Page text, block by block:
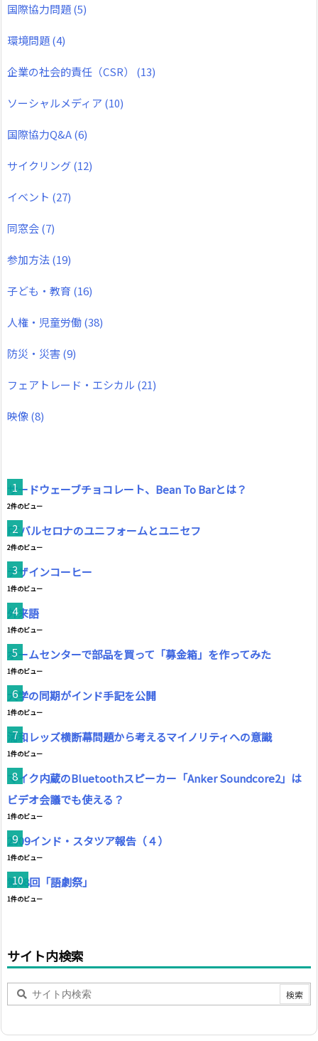
国際協力問題(5)
環境問題(4)
企業の社会的責任（CSR） (13)
ソーシャルメディア (10)
国際協力Q&A(6)
サイクリング(12)
イベント (27)
同窓会(7)
参加方法(19)
子ども・教育 (16)
人権・児童労働(38)
防災・災害(9)
フェアトレード・エシカル (21)
映像(8)
サードウェーブチョコレート、Bean To Barとは？
2件のビュー
FCバルセロナのユニフォームとユニセフ
2件のビュー
デザインコーヒー
1件のビュー
外来語
1件のビュー
ホームセンターで部品を買って「募金箱」を作ってみた
1件のビュー
大学の同期がインド手記を公開
1件のビュー
浦和レッズ横断幕問題から考えるマイノリティへの意識
1件のビュー
マイク内蔵のBluetoothスピーカー「Anker Soundcore2」は
ビデオ会議でも使える？
1件のビュー
2009インド・スタツア報告（４）
1件のビュー
第68回「語劇祭」
1件のビュー
サイト内検索